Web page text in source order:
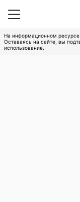
На информационном
Оставаясь на сайте, вы
использование.